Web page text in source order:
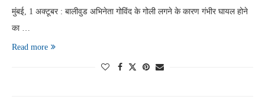
मुंबई, 1 अक्टूबर : बालीवुड अभिनेता गोविंद के गोली लगने के कारण गंभीर घायल होने
का …
Read more